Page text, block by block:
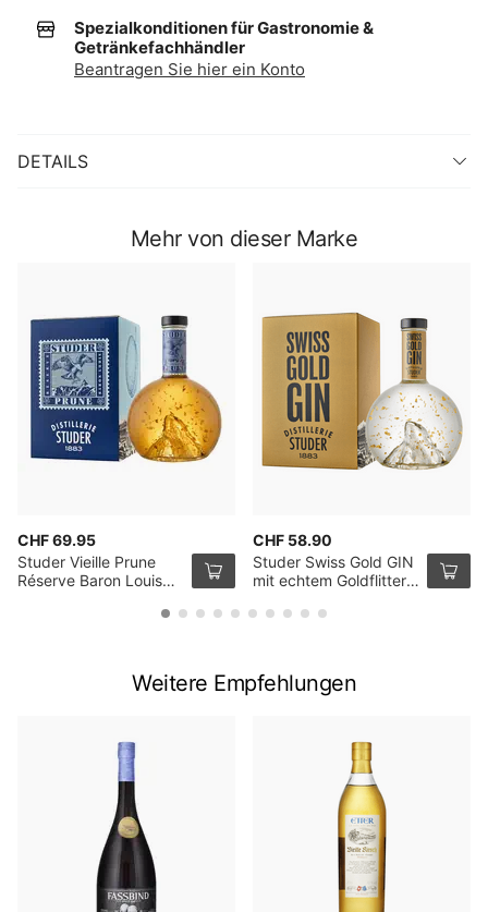
Spezialkonditionen für Gastronomie &
Getränkefachhändler
Beantragen Sie hier ein Konto
DETAILS
Mehr von dieser Marke
CHF 69.95
Studer Vieille Prune
Réserve Baron Louis
CHF 58.90
Studer Swiss Gold GIN
mit echtem Goldflitter,
Weitere Empfehlungen